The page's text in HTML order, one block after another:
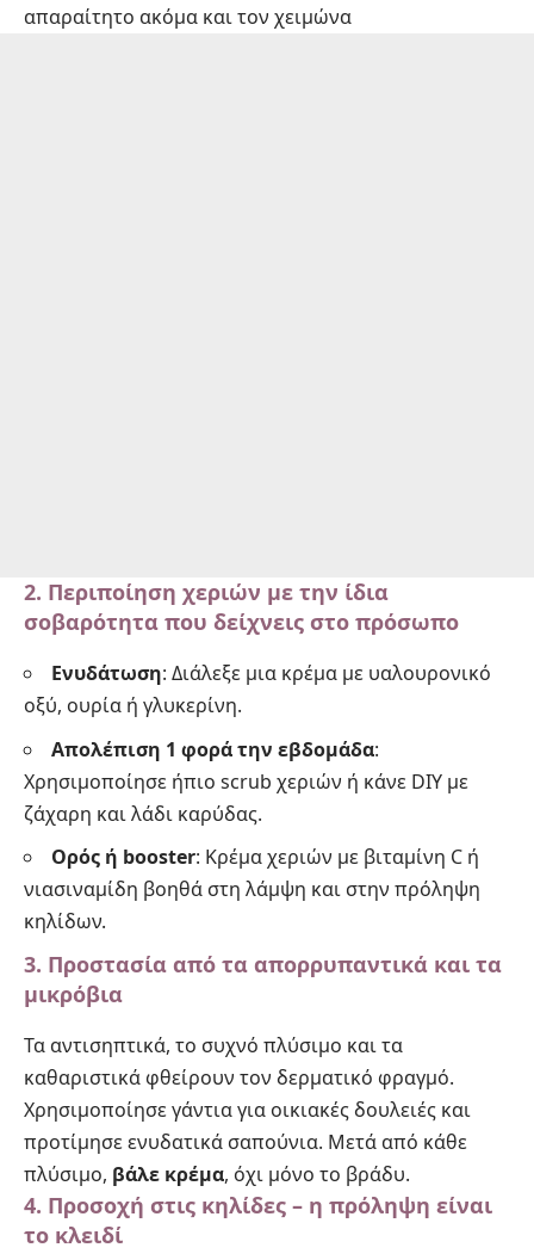
απαραίτητο ακόμα και τον χειμώνα
2. Περιποίηση χεριών με την ίδια
σοβαρότητα που δείχνεις στο πρόσωπο
Ενυδάτωση: Διάλεξε μια κρέμα με υαλουρονικό
οξύ, ουρία ή γλυκερίνη.
Απολέπιση 1 φορά την εβδομάδα:
Χρησιμοποίησε ήπιο scrub χεριών ή κάνε DIY με
ζάχαρη και λάδι καρύδας.
Ορός ή booster: Κρέμα χεριών με βιταμίνη C ή
νιασιναμίδη βοηθά στη λάμψη και στην πρόληψη
κηλίδων.
3. Προστασία από τα απορρυπαντικά και τα
μικρόβια
Τα αντισηπτικά, το συχνό πλύσιμο και τα
καθαριστικά φθείρουν τον δερματικό φραγμό.
Χρησιμοποίησε γάντια για οικιακές δουλειές και
προτίμησε ενυδατικά σαπούνια. Μετά από κάθε
πλύσιμο, βάλε κρέμα, όχι μόνο το βράδυ.
4. Προσοχή στις κηλίδες – η πρόληψη είναι
το κλειδί